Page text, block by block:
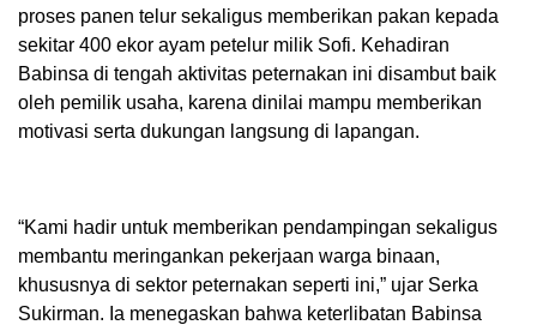
proses panen telur sekaligus memberikan pakan kepada
sekitar 400 ekor ayam petelur milik Sofi. Kehadiran
Babinsa di tengah aktivitas peternakan ini disambut baik
oleh pemilik usaha, karena dinilai mampu memberikan
motivasi serta dukungan langsung di lapangan.
“Kami hadir untuk memberikan pendampingan sekaligus
membantu meringankan pekerjaan warga binaan,
khususnya di sektor peternakan seperti ini,” ujar Serka
Sukirman. Ia menegaskan bahwa keterlibatan Babinsa